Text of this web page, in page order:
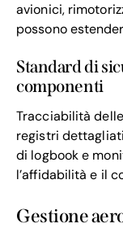
avionici,
possono
Standard di
componenti
Tracciabilità
registri
di logbook e
l’affidabilità e il
Gestione